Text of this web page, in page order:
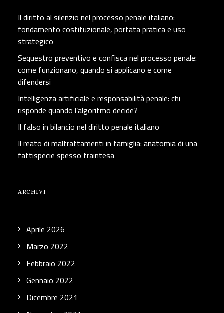
Il diritto al silenzio nel processo penale italiano:
fondamento costituzionale, portata pratica e uso
strategico
Sequestro preventivo e confisca nel processo penale:
come funzionano, quando si applicano e come
difendersi
Intelligenza artificiale e responsabilità penale: chi
risponde quando l’algoritmo decide?
Il falso in bilancio nel diritto penale italiano
Il reato di maltrattamenti in famiglia: anatomia di una
fattispecie spesso fraintesa
ARCHIVI
Aprile 2026
Marzo 2022
Febbraio 2022
Gennaio 2022
Dicembre 2021